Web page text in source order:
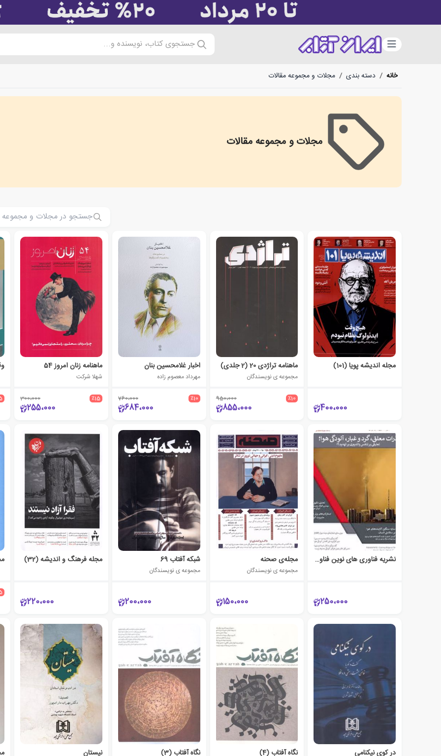
دسته‌بندی جستجوی کتاب، نویسنده و...
خانه / دسته بندی / مجلات و مجموعه مقالات
مجلات و مجموعه مقالات
Magazines and collections of articles
مجله اندیشه پویا (101)
400،000
ماهنامه تراژدی 20 (2 جلدی)
مجموعه ی نویسندگان
٪10 950،000
855،000
اخبار غلامحسین بنان
مهرداد معصوم زاده
٪10 760،000
684،000
ماهنامه زنان امروز 54
شهلا شرکت
٪15 300،000
255،000
نشریه فناوری های نوین فناورد (سال سوم شماره چهارم سال 1398)
250،000
مجله‌ی صحنه
مجموعه ی نویسندگان
150،000
شبکه آفتاب 69
مجموعه ی نویسندگان
200،000
مجله فرهنگ و اندیشه (32)
220،000
در کوی نیکنامی نگاه آفتاب (4) نگاه آفتاب‌ (3) نیستان